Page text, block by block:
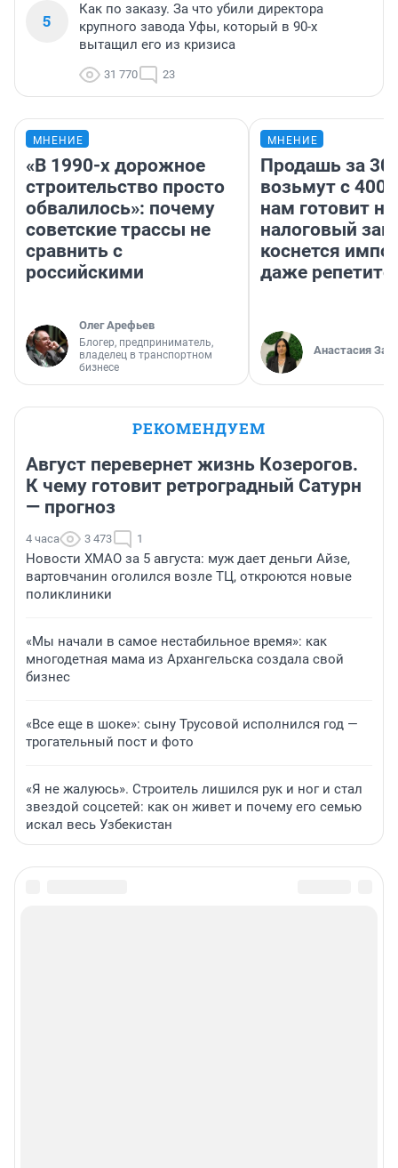
5
Как по заказу. За что убили директора
крупного завода Уфы, который в 90-х
вытащил его из кризиса
31 770 23
МНЕНИЕ
«В 1990-х дорожное
строительство просто
обвалилось»: почему
советские трассы не
сравнить с
российскими
Олег Арефьев
Блогер, предприниматель,
владелец в транспортном
бизнесе
МНЕНИЕ
Продашь за
возьмут с
нам готовит
налоговый
коснется
даже
Анастасия
РЕКОМЕНДУЕМ
Август перевернет жизнь Козерогов.
К чему готовит ретроградный Сатурн
— прогноз
4 часа 3 473 1
Новости ХМАО за 5 августа: муж дает деньги Айзе,
вартовчанин оголился возле ТЦ, откроются новые
поликлиники
«Мы начали в самое нестабильное время»: как
многодетная мама из Архангельска создала свой
бизнес
«Все еще в шоке»: сыну Трусовой исполнился год —
трогательный пост и фото
«Я не жалуюсь». Строитель лишился рук и ног и стал
звездой соцсетей: как он живет и почему его семью
искал весь Узбекистан